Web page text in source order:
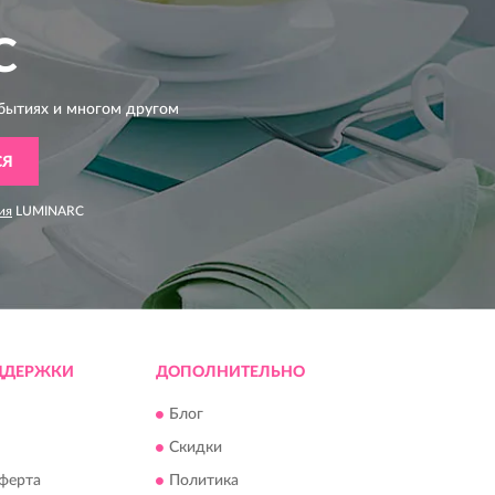
и многом другом
LUMINARC
ДОПОЛНИТЕЛЬНО
Блог
Скидки
Политика